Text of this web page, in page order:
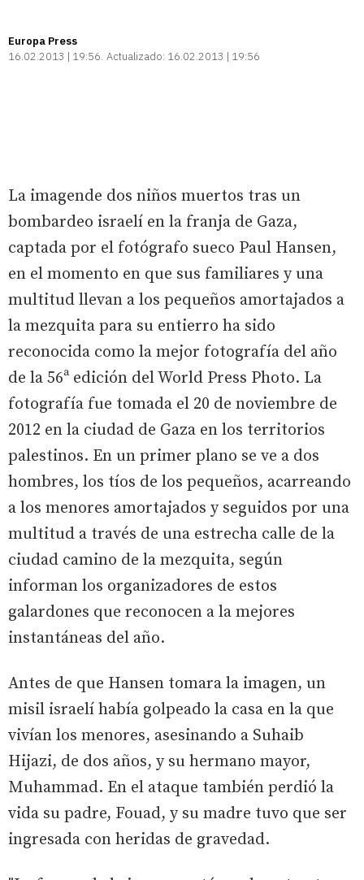
Europa Press
16.02.2013 | 19:56 Actualizado: 16.02.2013 | 19:56
La imagende dos niños muertos tras un
bombardeo israelí en la franja de Gaza,
captada por el fotógrafo sueco Paul Hansen,
en el momento en que sus familiares y una
multitud llevan a los pequeños amortajados a
la mezquita para su entierro ha sido
reconocida como la mejor fotografía del año
de la 56ª edición del World Press Photo. La
fotografía fue tomada el 20 de noviembre de
2012 en la ciudad de Gaza en los territorios
palestinos. En un primer plano se ve a dos
hombres, los tíos de los pequeños, acarreando
a los menores amortajados y seguidos por una
multitud a través de una estrecha calle de la
ciudad camino de la mezquita, según
informan los organizadores de estos
galardones que reconocen a la mejores
instantáneas del año.
Antes de que Hansen tomara la imagen, un
misil israelí había golpeado la casa en la que
vivían los menores, asesinando a Suhaib
Hijazi, de dos años, y su hermano mayor,
Muhammad. En el ataque también perdió la
vida su padre, Fouad, y su madre tuvo que ser
ingresada con heridas de gravedad.